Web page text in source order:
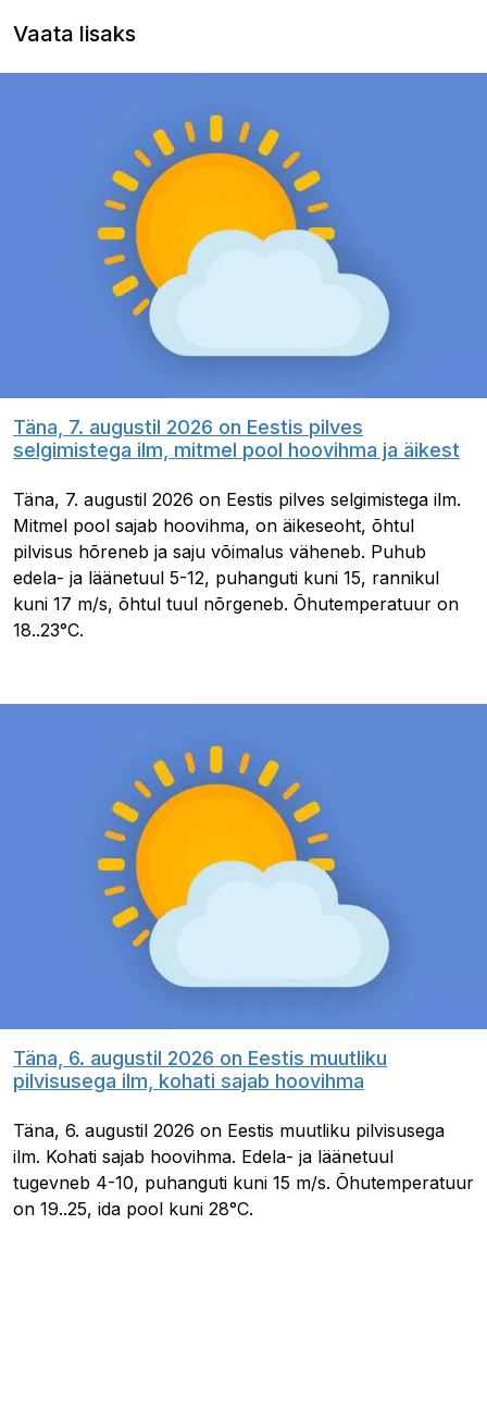
Vaata lisaks
Täna, 7. augustil 2026 on Eestis pilves
selgimistega ilm, mitmel pool hoovihma ja äikest
Täna, 7. augustil 2026 on Eestis pilves selgimistega ilm.
Mitmel pool sajab hoovihma, on äikeseoht, õhtul
pilvisus hõreneb ja saju võimalus väheneb. Puhub
edela- ja läänetuul 5-12, puhanguti kuni 15, rannikul
kuni 17 m/s, õhtul tuul nõrgeneb. Õhutemperatuur on
18..23°C.
Täna, 6. augustil 2026 on Eestis muutliku
pilvisusega ilm, kohati sajab hoovihma
Täna, 6. augustil 2026 on Eestis muutliku pilvisusega
ilm. Kohati sajab hoovihma. Edela- ja läänetuul
tugevneb 4-10, puhanguti kuni 15 m/s. Õhutemperatuur
on 19..25, ida pool kuni 28°C.